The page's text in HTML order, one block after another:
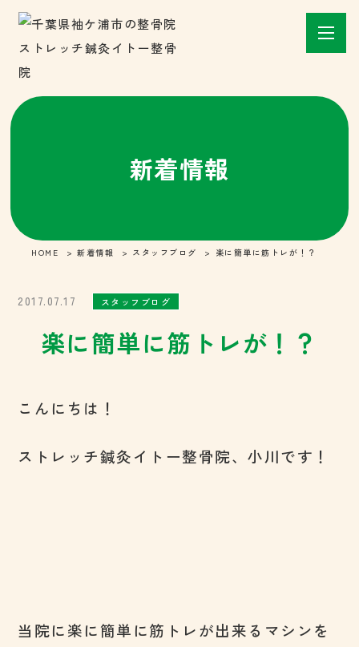
新着情報
HOME 新着情報 スタッフブログ 楽に簡単に筋トレが！？
2017.07.17 スタッフブログ
楽に簡単に筋トレが！？
こんにちは！
ストレッチ鍼灸イトー整骨院、小川です！
当院に楽に簡単に筋トレが出来るマシンを